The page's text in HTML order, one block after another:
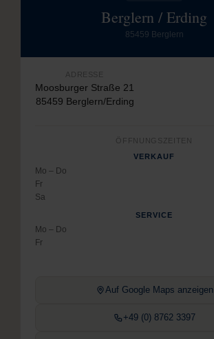
Berglern / Erding
85459 Berglern
ADRESSE
Moosburger Straße 21
85459 Berglern/Erding
ÖFFNUNGSZEITEN
VERKAUF
Mo – Do
Fr
Sa
SERVICE
Mo – Do
Fr
Auf Google Maps anzeigen
+49 (0) 8762 3397